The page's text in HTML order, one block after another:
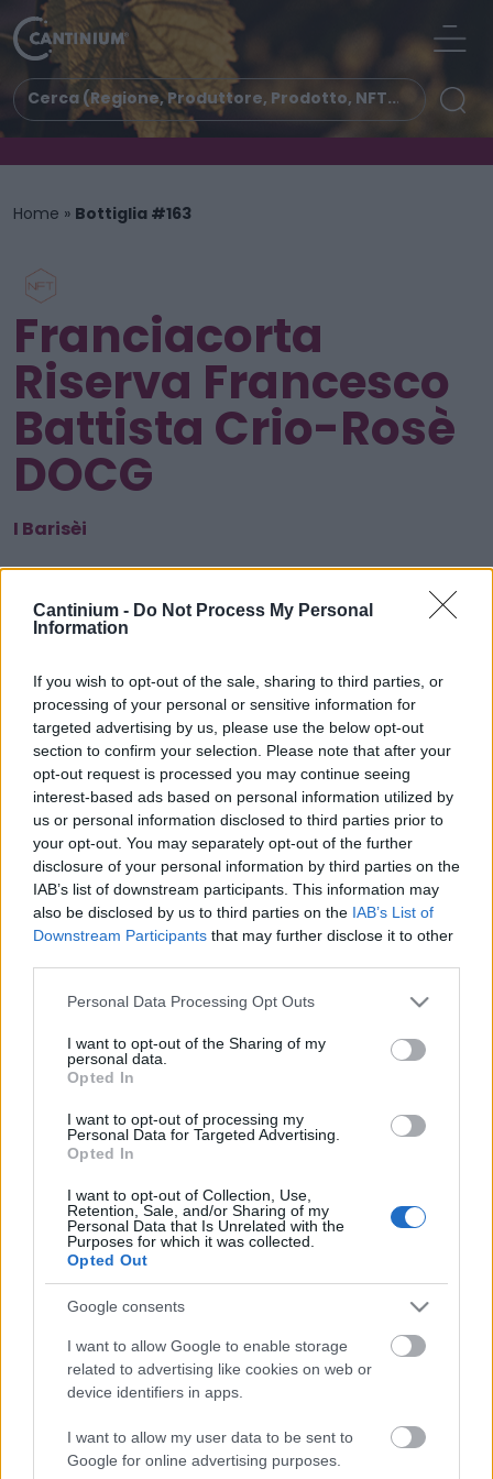
Cantinium - Do Not Process My Personal
Information
If you wish to opt-out of the sale, sharing to third parties, or
processing of your personal or sensitive information for
targeted advertising by us, please use the below opt-out
section to confirm your selection. Please note that after your
opt-out request is processed you may continue seeing
interest-based ads based on personal information utilized by
us or personal information disclosed to third parties prior to
your opt-out. You may separately opt-out of the further
disclosure of your personal information by third parties on the
IAB’s list of downstream participants. This information may
also be disclosed by us to third parties on the IAB’s List of
Downstream Participants that may further disclose it to other
Please note that this website/app uses one or more Google
not limited to your visit or usage behaviour. You may click to
grant or deny consent to Google and its third-party tags to
use your data for below specified purposes in below Google
consent section.
Personal Data Processing Opt Outs
I want to opt-out of the Sharing of my
personal data.
Opted In
I want to opt-out of processing my
Personal Data for Targeted Advertising.
Opted In
I want to opt-out of Collection, Use,
Retention, Sale, and/or Sharing of my
Personal Data that Is Unrelated with the
Purposes for which it was collected.
Opted Out
Google consents
I want to allow Google to enable storage
related to advertising like cookies on web or
device identifiers in apps.
I want to allow my user data to be sent to
Google for online advertising purposes.
Home » Bottiglia #163
Franciacorta
Riserva Francesco
Battista Crio-Rosè
DOCG
I Barisèi
Smart
Proprietario
NFT
0xe18...8F476
NFT
Token
ID
163
Metadati NFT
QmbcV...YeuamN2d5
Standard
NFT
ERC 721
Blockchain
Scambiabile
Anni
stoccaggio
stoccaggio
N/A
CARATTERISTICHE
Denominazione
Franciacorta DOCG
CRU
Tipologia
Vino
Uvaggio
Regione
Lombardia
Temperatura di
servizio
6° - 7°
Formato